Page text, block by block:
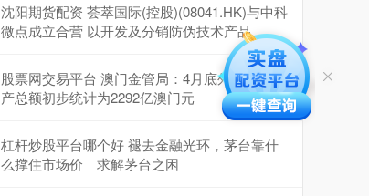
沈阳期货配资 荟萃国际(控股)(08041.HK)与中科
微点成立合营 以开发及分销防伪技术产品
股票网交易平台 澳门金管局：4月底外汇储备资
产总额初步统计为2292亿澳门元
杠杆炒股平台哪个好 褪去金融光环，茅台靠什
么撑住市场价｜求解茅台之困